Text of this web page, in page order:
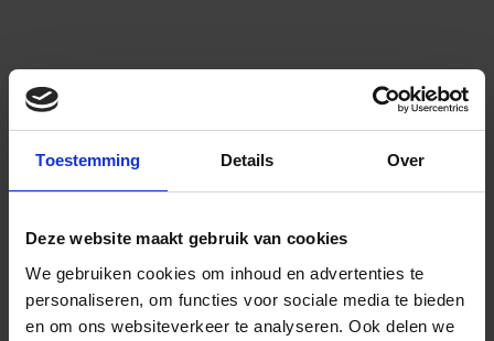
Toestemming Details Over
Deze website maakt gebruik van cookies
We gebruiken cookies om inhoud en advertenties te
personaliseren, om functies voor sociale media te bieden
en om ons websiteverkeer te analyseren. Ook delen we